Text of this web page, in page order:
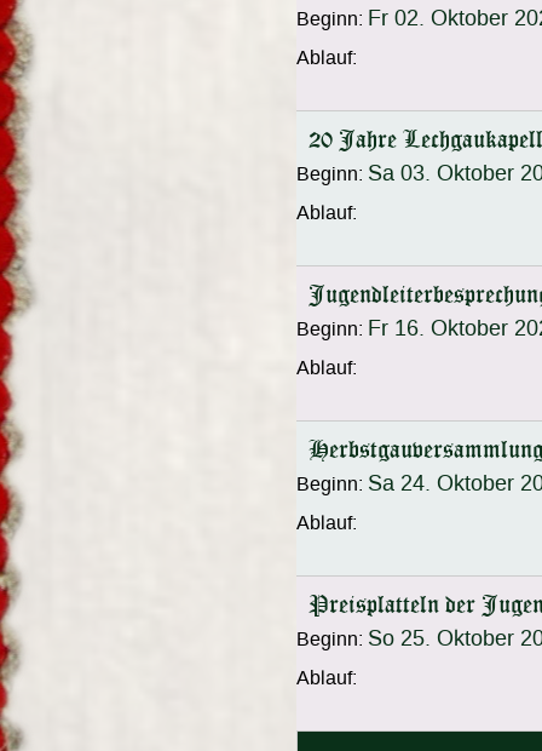
Beginn: Fr 02. Oktober
Ablauf:
20 Jahre
Beginn: Sa 03. Oktober
Ablauf:
Beginn: Fr 16. Oktober
Ablauf:
Beginn: Sa 24. Oktober
Ablauf:
Preisplatteln der
Beginn: So 25. Oktober
Ablauf: